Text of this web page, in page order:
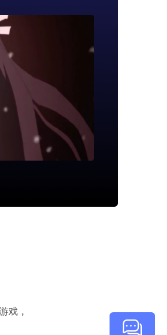
戏，